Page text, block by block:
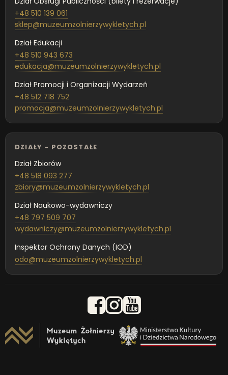
+48 510 139 061
sklep@muzeumzolnierzywykletych.pl
Dział Edukacji
+48 510 943 673
edukacja@muzeumzolnierzywykletych.pl
Dział Promocji i Organizacji Wydarzeń
+48 512 718 752
promocja@muzeumzolnierzywykletych.pl
DZIAŁY - POZOSTAŁE
Dział Zbiorów
+48 518 093 277
zbiory@muzeumzolnierzywykletych.pl
Dział Naukowo-wydawniczy
+48 797 509 707
wydawniczy@muzeumzolnierzywykletych.pl
Inspektor Ochrony Danych (IOD)
odo@muzeumzolnierzywykletych.pl